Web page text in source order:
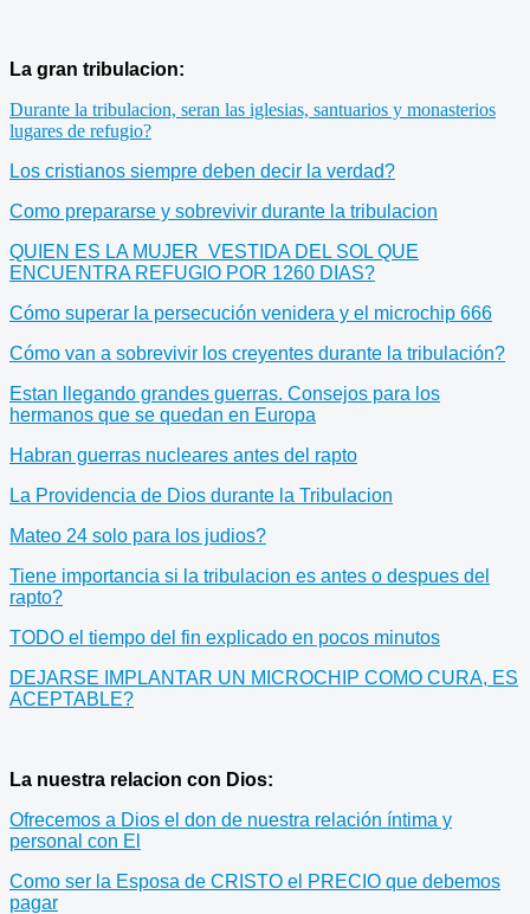
La gran tribulacion:
Durante la tribulacion, seran las iglesias, santuarios y monasterios
lugares de refugio?
Los cristianos siempre deben decir la verdad?
Como prepararse y sobrevivir durante la tribulacion
QUIEN ES LA MUJER VESTIDA DEL SOL QUE
ENCUENTRA REFUGIO POR 1260 DIAS?
Cómo superar la persecución venidera y el microchip 666
Cómo van a sobrevivir los creyentes durante la tribulación?
Estan llegando grandes guerras. Consejos para los
hermanos que se quedan en Europa
Habran guerras nucleares antes del rapto
La Providencia de Dios durante la Tribulacion
Mateo 24 solo para los judios?
Tiene importancia si la tribulacion es antes o despues del
rapto?
TODO el tiempo del fin explicado en pocos minutos
DEJARSE IMPLANTAR UN MICROCHIP COMO CURA, ES
ACEPTABLE?
La nuestra relacion con Dios:
Ofrecemos a Dios el don de nuestra relación íntima y
personal con El
Como ser la Esposa de CRISTO el PRECIO que debemos
pagar